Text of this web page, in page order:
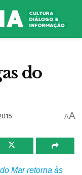
do
AA
Mar retorna às